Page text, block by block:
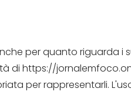
per quanto riguarda i
di https://
per rappresentarli.